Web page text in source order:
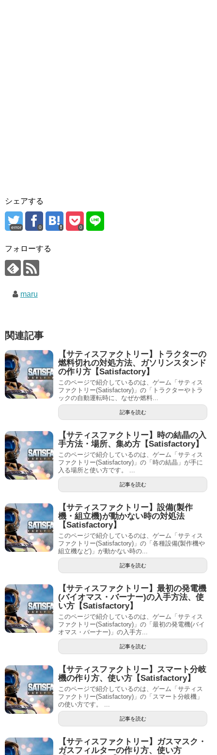
シェアする
error 0 0
フォローする
maru
関連記事
【サティスファクトリー】トラクターの
燃料切れの対処方法、ガソリンスタンド
の作り方【Satisfactory】
このページで紹介しているのは、ゲーム「サティス
ファクトリー(Satisfactory)」の「トラクターやトラ
ックの自動運転時に、なぜか燃料...
記事を読む
【サティスファクトリー】時の結晶の入
手方法・場所、集め方【Satisfactory】
このページで紹介しているのは、ゲーム「サティス
ファクトリー(Satisfactory)」の「時の結晶」が手に
入る場所と使い方です。 ...
記事を読む
【サティスファクトリー】設備(製作
機・組立機)が動かない時の対処法
【Satisfactory】
このページで紹介しているのは、ゲーム「サティス
ファクトリー(Satisfactory)」の「各種設備(製作機や
組立機など)」が動かない時の...
記事を読む
【サティスファクトリー】最初の発電機
(バイオマス・バーナー)の入手方法、使
い方【Satisfactory】
このページで紹介しているのは、ゲーム「サティス
ファクトリー(Satisfactory)」の「最初の発電機(バイ
オマス・バーナー)」の入手方...
記事を読む
【サティスファクトリー】スマート分岐
機の作り方、使い方【Satisfactory】
このページで紹介しているのは、ゲーム「サティス
ファクトリー(Satisfactory)」の「スマート分岐機」
の使い方です。 ...
記事を読む
【サティスファクトリー】ガスマスク・
ガスフィルターの作り方、使い方